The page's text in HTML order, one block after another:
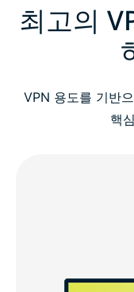
최고의
VPN 용도를 기반
핵